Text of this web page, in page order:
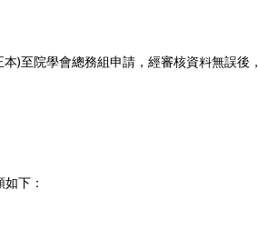
)至院學會總務組申請，經審核資料無誤後，
下：